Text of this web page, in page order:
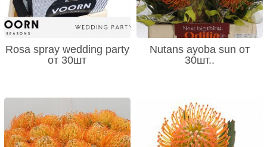
Rosa spray wedding party
от 30шт
Nutans ayoba sun от
30шт..